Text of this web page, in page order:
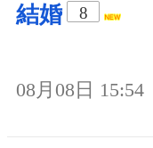
結婚
8
08月08日 15:54